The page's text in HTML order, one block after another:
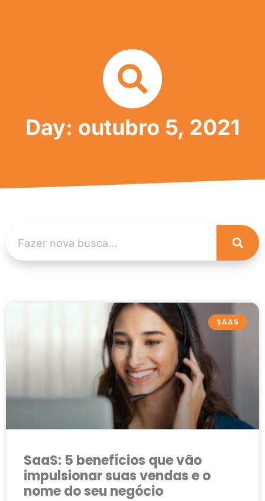
Day: outubro 5, 2021
SAAS
SaaS: 5 benefícios que vão
impulsionar suas vendas e o
nome do seu negócio